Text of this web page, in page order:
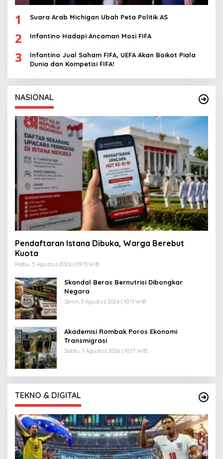
1 Suara Arab Michigan Ubah Peta Politik AS
2 Infantino Hadapi Ancaman Mosi FIFA
3
Infantino Jual Saham FIFA, UEFA Akan Boikot Piala
Dunia dan Kompetisi FIFA!
NASIONAL
Pendaftaran Istana Dibuka, Warga Berebut
Kuota
Rabu, 5 Agustus 2026 | 09:13 WIB
Skandal Beras Bernutrisi Dibongkar
Negara
Senin, 3 Agustus 2026 | 10:11 WIB
Akademisi Rombak Poros Ekonomi
Transmigrasi
Sabtu, 1 Agustus 2026 | 10:17 WIB
TEKNO & DIGITAL